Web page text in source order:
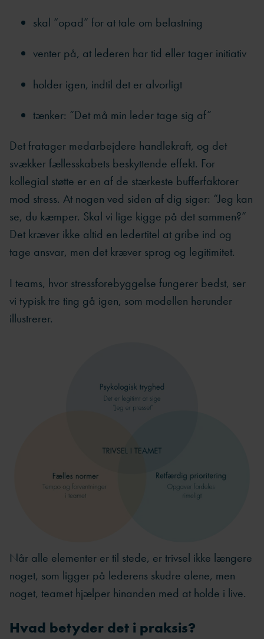
skal “opad” for at tale om belastning
venter på, at lederen har tid eller tager initiativ
holder igen, indtil det er alvorligt
tænker: “Det må min leder tage sig af”
Det fratager medarbejdere handlekraft, og det
svækker fællesskabets beskyttende effekt. For
kollegial støtte er en af de stærkeste bufferfaktorer
mod stress. At nogen ved siden af dig siger: “Jeg kan
se, du kæmper. Skal vi lige kigge på det sammen?”
Det kræver ikke altid en ledertitel at gribe ind og
tage ansvar, men det kræver sprog og legitimitet.
I teams, hvor stressforebyggelse fungerer bedst, ser
vi typisk tre ting gå igen, som modellen herunder
illustrerer.
Når alle elementer er til stede, er trivsel ikke længere
noget, som ligger på lederens skudre alene, men
noget, teamet hjælper hinanden med at holde i live.
Hvad betyder det i praksis?